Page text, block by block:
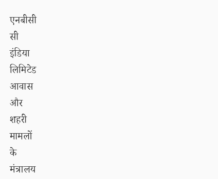
एनबीसी
सी
इंडिया
लिमिटेड
आवास
और
शहरी
मामलों
के
मंत्रालय